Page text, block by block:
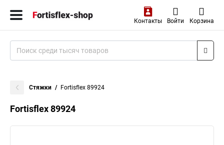
Контакты Войти Корзина
Стяжки Fortisflex 89924
Fortisflex 89924